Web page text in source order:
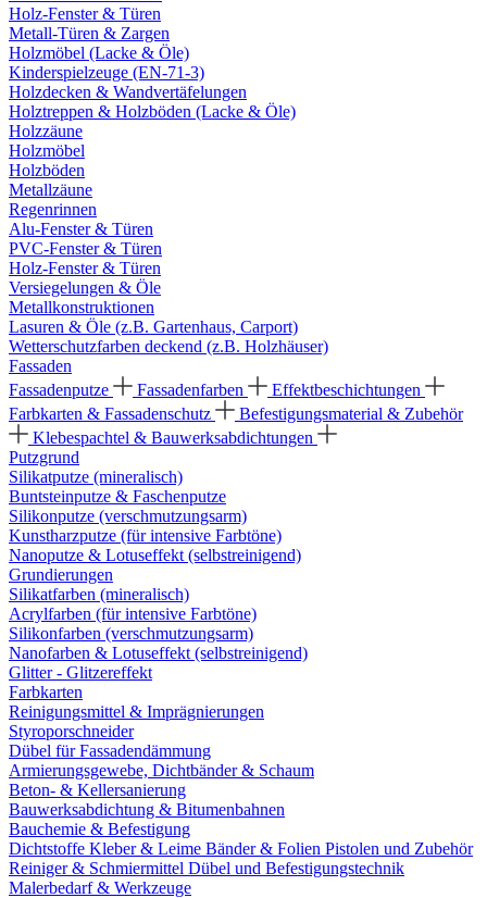
Holz-Fenster & Türen
Metall-Türen & Zargen
Holzmöbel (Lacke & Öle)
Kinderspielzeuge (EN-71-3)
Holzdecken & Wandvertäfelungen
Holztreppen & Holzböden (Lacke & Öle)
Holzzäune
Holzmöbel
Holzböden
Metallzäune
Regenrinnen
Alu-Fenster & Türen
PVC-Fenster & Türen
Holz-Fenster & Türen
Versiegelungen & Öle
Metallkonstruktionen
Lasuren & Öle (z.B. Gartenhaus, Carport)
Wetterschutzfarben deckend (z.B. Holzhäuser)
Fassaden
Fassadenputze
Fassadenfarben
Effektbeschichtungen
Farbkarten & Fassadenschutz
Befestigungsmaterial & Zubehör
Klebespachtel & Bauwerksabdichtungen
Putzgrund
Silikatputze (mineralisch)
Buntsteinputze & Faschenputze
Silikonputze (verschmutzungsarm)
Kunstharzputze (für intensive Farbtöne)
Nanoputze & Lotuseffekt (selbstreinigend)
Grundierungen
Silikatfarben (mineralisch)
Acrylfarben (für intensive Farbtöne)
Silikonfarben (verschmutzungsarm)
Nanofarben & Lotuseffekt (selbstreinigend)
Glitter - Glitzereffekt
Farbkarten
Reinigungsmittel & Imprägnierungen
Styroporschneider
Dübel für Fassadendämmung
Armierungsgewebe, Dichtbänder & Schaum
Beton- & Kellersanierung
Bauwerksabdichtung & Bitumenbahnen
Bauchemie & Befestigung
Dichtstoffe Kleber & Leime Bänder & Folien Pistolen und Zubehör
Reiniger & Schmiermittel Dübel und Befestigungstechnik
Malerbedarf & Werkzeuge